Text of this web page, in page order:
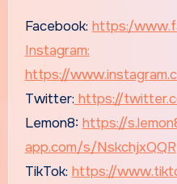
Facebook: https:/
Instagram:
https://
Twitter: https://
Lemon8: https://
app.com/s/NskchjxQQR
TikTok: https://